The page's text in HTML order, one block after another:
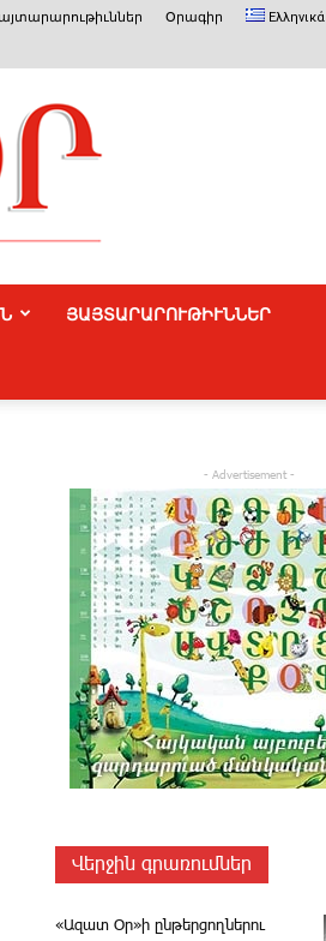
Օրագիր Ελληνικά
ՅԱՅՏԱՐԱՐՈՒԹԻՒՆՆԵՐ
- Advertisement -
Վերջին գրառումներ
«Ազատ Օր»ի ընթերցողներու